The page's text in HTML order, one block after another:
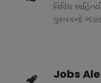
વિવિધ
પુસ્તકનો
Jobs